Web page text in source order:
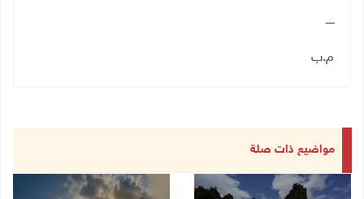
ـــــ
م.ب
مواضيع ذات صلة